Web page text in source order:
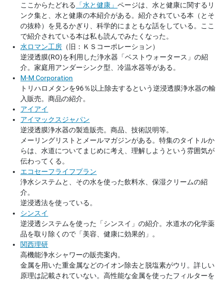
ここからたどれる
「水と健康」ページは、水と健康に関するリ
ンク集と、水と健康の本紹介がある。紹介されている本（とそ
の抜粋）を見るかぎり、科学的にまともな話をしている。ここ
で紹介されている本は私も読んでみたくなった。
水ロマン工房 （旧：ＫＳコーポレーション）
逆浸透膜(RO)を利用した浄水器「ベストウォータース」の紹
介。家庭用アンダーシンク型、冷温水器等がある。
M-M Corporation
トリハロメタンを96％以上除去するという逆浸透膜浄水器の輸
入販売。商品の紹介。
アイアイ
アイマックスジャパン
逆浸透膜浄水器の製造販売。商品、技術説明等。
メーリングリストとメールマガジンがある。特集のタイトルか
らは、水道についてまじめに考え、理解しようという雰囲気が
伝わってくる。
エコセーフライフプラン
浄水システムと、その水を使った飲料水、保湿クリームの紹
介。
逆浸透法を使っている。
シンスイ
逆浸透システムを使った「シンスイ」の紹介。水道水の化学薬
品を取り除くので「美容、健康に効果的」。
関西理研
高機能浄水シャワーの販売案内。
金属を用いた重金属などのイオン除去と脱塩素がウリ。詳しい
原理は記載されていない。高性能な金属を使ったフィルターを